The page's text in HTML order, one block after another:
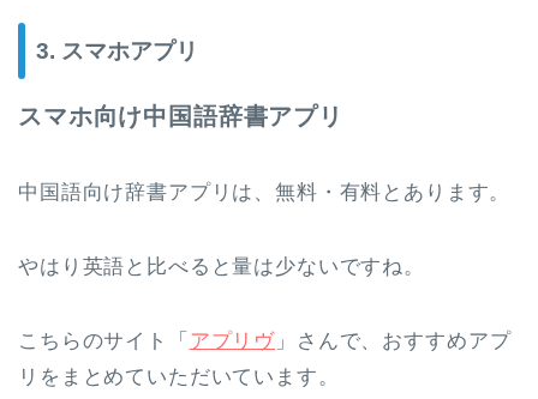
3. スマホアプリ
スマホ向け中国語辞書アプリ
中国語向け辞書アプリは、無料・有料とあります。
やはり英語と比べると量は少ないですね。
こちらのサイト「 アプリヴ 」さんで、おすすめアプ
リをまとめていただいています。